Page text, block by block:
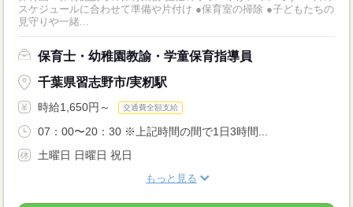
スケジュールに合わせて準備や片付け ●保育室の掃除 ●子どもたちの
見守りや一緒...
保育士・幼稚園教諭・学童保育指導員
千葉県習志野市/実籾駅
時給1,650円～ 交通費全額支給
07：00〜20：30 ※上記時間の間で1日3時間...
土曜日 日曜日 祝日
もっと見る